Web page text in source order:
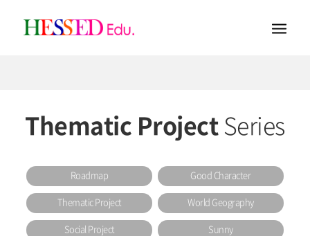
Thematic ProjectSeries
Roadmap Good Character
Thematic Project World Geography
Social Project Sunny